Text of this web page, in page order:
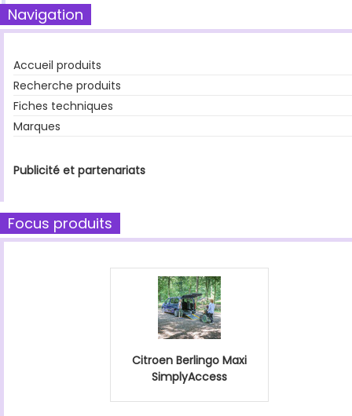
Navigation
Accueil produits
Recherche produits
Fiches techniques
Marques
Publicité et partenariats
Focus produits
Citroen Berlingo Maxi
SimplyAccess